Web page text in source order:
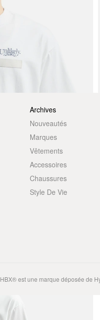
Archives
Nouveautés
Marques
Vêtements
Accessoires
Chaussures
Style De Vie
HBX® est une marque déposée de